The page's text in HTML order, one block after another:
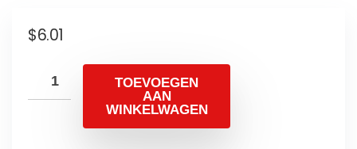
$6.01
TOEVOEGEN
AAN
WINKELWAGEN